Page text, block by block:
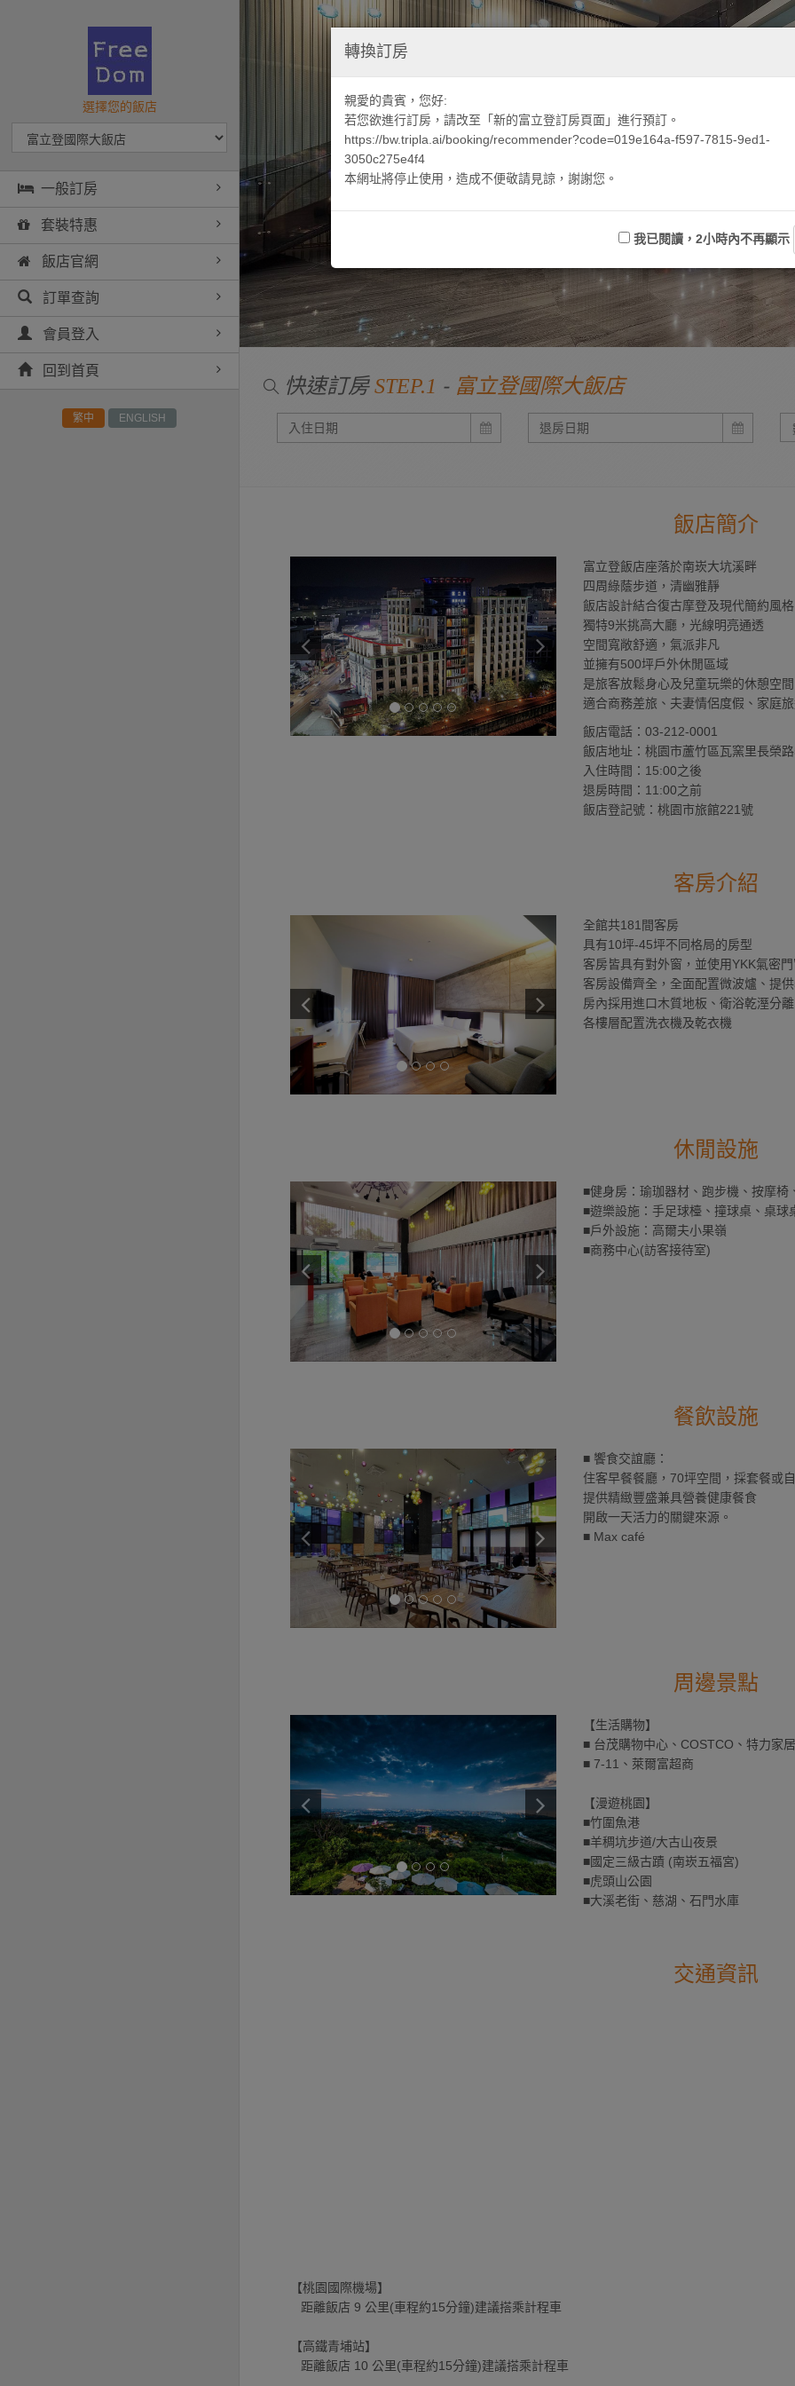
選擇您的飯店
一般訂房
套裝特惠
飯店官網
訂單查詢
會員登入
回到首頁
繁中 ENGLISH
快速訂房STEP.1 - 富立登國際大飯店
飯店簡介
富立登飯店座落於南崁大坑溪畔
四周綠蔭步道，清幽雅靜
飯店設計結合復古摩登及現代簡約風格
獨特9米挑高大廳，光線明亮通透
空間寬敞舒適，氣派非凡
並擁有500坪戶外休閒區域
是旅客放鬆身心及兒童玩樂的休憩空間
適合商務差旅、夫妻情侶度假、家庭
飯店電話：03-212-0001
飯店地址：桃園市蘆竹區瓦窯里長榮
入住時間：15:00之後
退房時間：11:00之前
飯店登記號：桃園市旅館221號
客房介紹
全館共181間客房
具有10坪-45坪不同格局的房型
客房皆具有對外窗，並使用YKK氣密門
客房設備齊全，全面配置微波爐、提
房內採用進口木質地板、衛浴乾溼分離
各樓層配置洗衣機及乾衣機
休閒設施
■健身房：瑜珈器材、跑步機、按摩椅
■遊樂設施：手足球檯、撞球桌、桌球
■戶外設施：高爾夫小果嶺
■商務中心(訪客接待室)
餐飲設施
■ 饗食交誼廳：
住客早餐餐廳，70坪空間，採套餐或
提供精緻豐盛兼具營養健康餐食
開啟一天活力的關鍵來源。
■ Max café
周邊景點
【生活購物】
■ 台茂購物中心、COSTCO、特力家
■ 7-11、萊爾富超商
【漫遊桃園】
■竹圍魚港
■羊稠坑步道/大古山夜景
■國定三級古蹟 (南崁五福宮)
■虎頭山公園
■大溪老街、慈湖、石門水庫
交通資訊
【桃園國際機場】
距離飯店 9 公里(車程約15分鐘)建議搭乘計程車
【高鐵青埔站】
距離飯店 10 公里(車程約15分鐘)建議搭乘計程車
轉換訂房
親愛的貴賓，您好:
若您欲進行訂房，請改至「新的富立登訂房頁面」進行預訂。
https://bw.tripla.ai/booking/recommender?code=019e164a-f597-7815-9ed1-
3050c275e4f4
本網址將停止使用，造成不便敬請見諒，謝謝您。
我已閱讀，2小時內不再顯示